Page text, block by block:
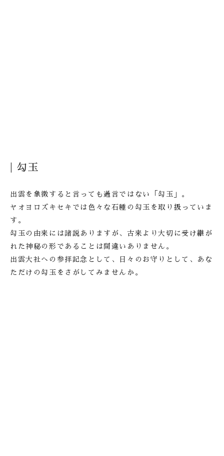
| 勾玉
出雲を象徴すると言っても過言ではない「勾玉」。
ヤオヨロズキセキでは色々な石種の勾玉を取り扱っていま
す。
勾玉の由来には諸説ありますが、古来より大切に受け継が
れた神秘の形であることは間違いありません。
出雲大社への参拝記念として、日々のお守りとして、
あな
ただけの勾玉をさがしてみませんか。